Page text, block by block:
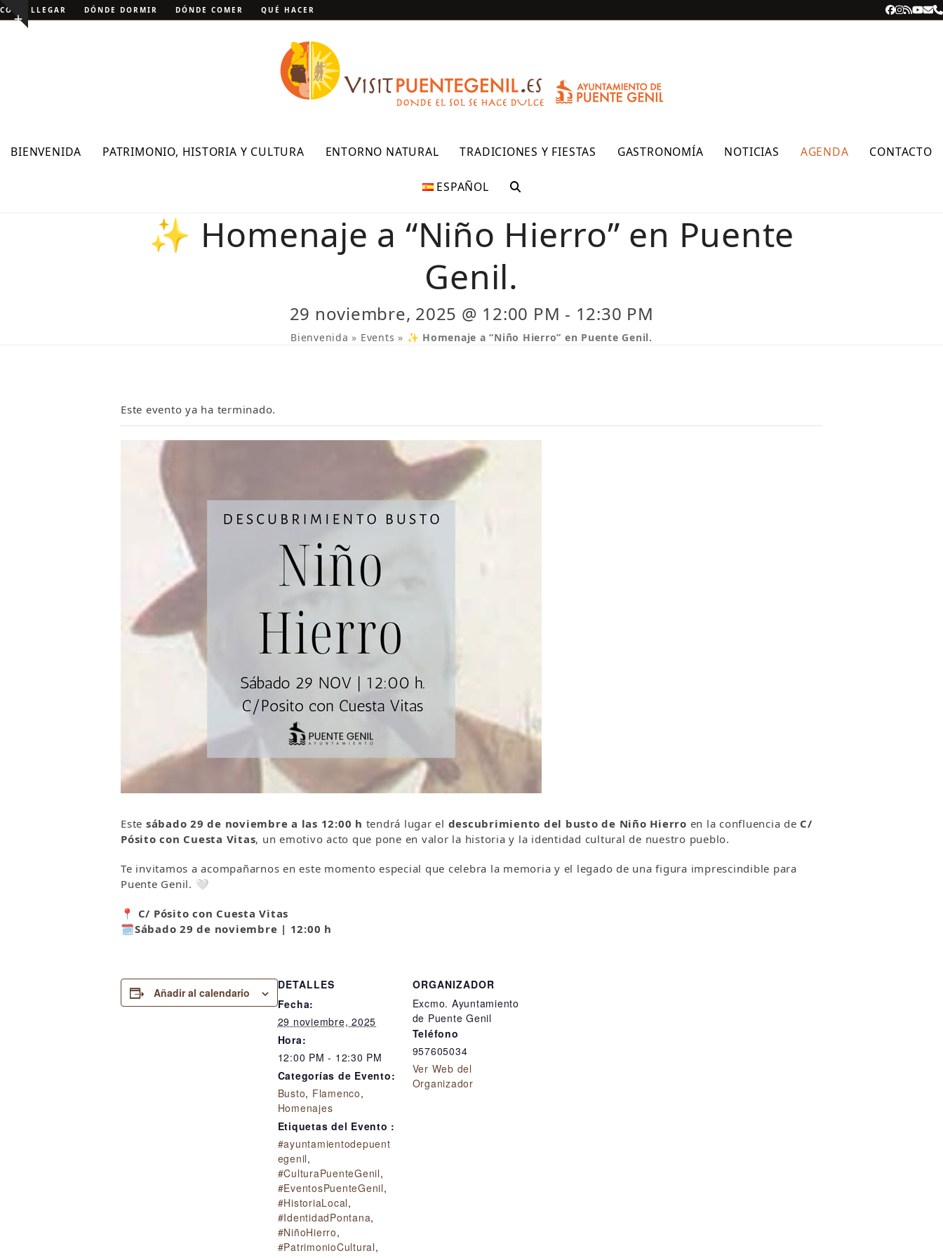
Skip
to Show
CÓMO LLEGAR DÓNDE DORMIR DÓNDE COMER QUÉ HACER Facebook
RSS
BIENVENIDA PATRIMONIO, HISTORIA Y CULTURA ENTORNO NATURAL TRADICIONES Y FIESTAS GASTRONOMÍA NOTICIAS AGENDA CONTACTO
ESPAÑOL
✨ Homenaje a “Niño Hierro” en Puente
Genil.
29 noviembre, 2025 @ 12:00 PM - 12:30 PM
Bienvenida » Events » ✨ Homenaje a “Niño Hierro” en Puente Genil.
Este evento ya ha terminado.
Este sábado 29 de noviembre a las 12:00 h tendrá lugar el descubrimiento del busto de Niño Hierro en la confluencia de C/
Pósito con Cuesta Vitas, un emotivo acto que pone en valor la historia y la identidad cultural de nuestro pueblo.
Te invitamos a acompañarnos en este momento especial que celebra la memoria y el legado de una figura imprescindible para
Puente Genil. 🤍
📍 C/ Pósito con Cuesta Vitas
🗓️Sábado 29 de noviembre | 12:00 h
Añadir al calendario
DETALLES
Fecha:
29 noviembre, 2025
Hora:
12:00 PM - 12:30 PM
Categorías de Evento:
Busto, Flamenco,
Homenajes
Etiquetas del Evento :
#ayuntamientodepuent
egenil,
#CulturaPuenteGenil,
#EventosPuenteGenil,
#HistoriaLocal,
#IdentidadPontana,
#NiñoHierro,
#PatrimonioCultural,
ORGANIZADOR
Excmo. Ayuntamiento
de Puente Genil
Teléfono
957605034
Ver Web del
Organizador